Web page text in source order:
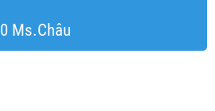
Ms.Châu